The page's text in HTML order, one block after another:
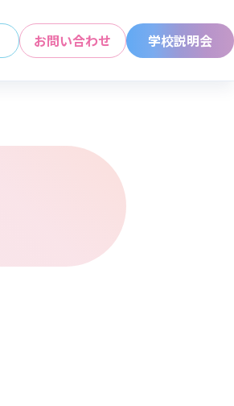
お問い合わせ 学校説明会